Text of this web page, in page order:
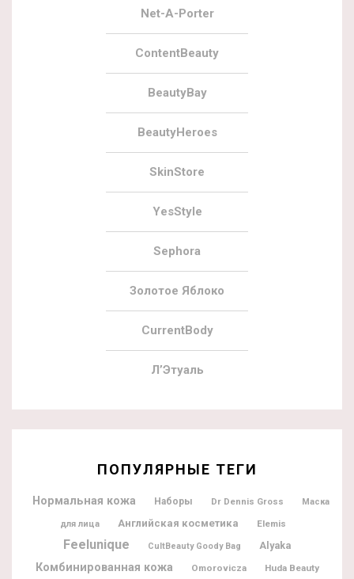
Net-A-Porter
ContentBeauty
BeautyBay
BeautyHeroes
SkinStore
YesStyle
Sephora
Золотое Яблоко
CurrentBody
Л’Этуаль
ПОПУЛЯРНЫЕ ТЕГИ
Нормальная кожа Наборы Dr Dennis Gross Маска
для лица Английская косметика Elemis
Feelunique CultBeauty Goody Bag Alyaka
Комбинированная кожа Omorovicza Huda Beauty